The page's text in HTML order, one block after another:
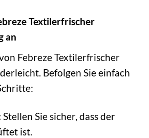
Textilerfrischer
an
Febreze Textilerfrischer
Befolgen Sie einfach
Stellen Sie sicher, dass der
ist.